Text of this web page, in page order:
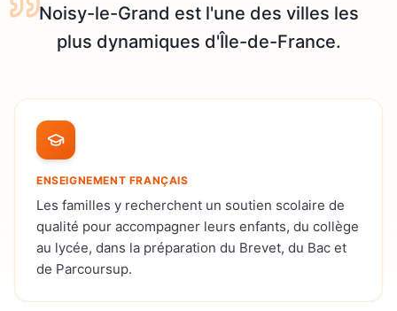
Noisy-le-Grand est l'une des villes les
plus dynamiques d'Île-de-France.
ENSEIGNEMENT FRANÇAIS
Les familles y recherchent un soutien scolaire de
qualité pour accompagner leurs enfants, du collège
au lycée, dans la préparation du Brevet, du Bac et
de Parcoursup.